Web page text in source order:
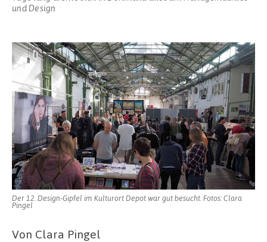
und Design
Der 12. Design-Gipfel im Kulturort Depot war gut besucht. Fotos: Clara
Pingel
Von Clara Pingel